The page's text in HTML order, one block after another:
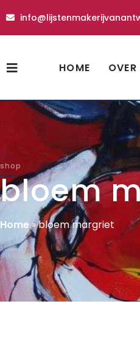
HOME OVER
shop
bloem
Home»bloem margriet